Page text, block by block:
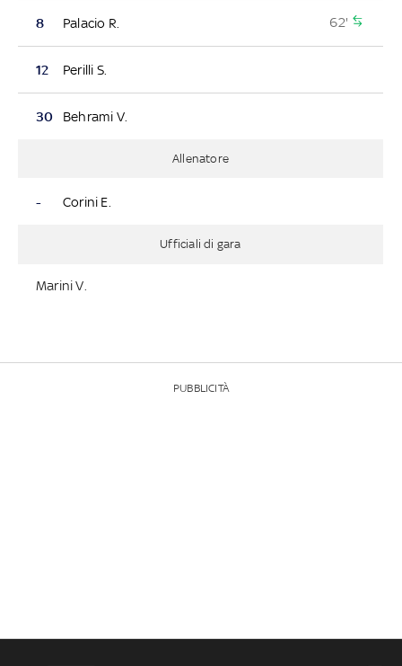
8 Palacio R. 62'
12 Perilli S.
30 Behrami V.
Allenatore
- Corini E.
Ufficiali di gara
Marini V.
PUBBLICITÀ